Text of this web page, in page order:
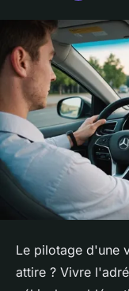
Le pilotage d'une
attire ? Vivre